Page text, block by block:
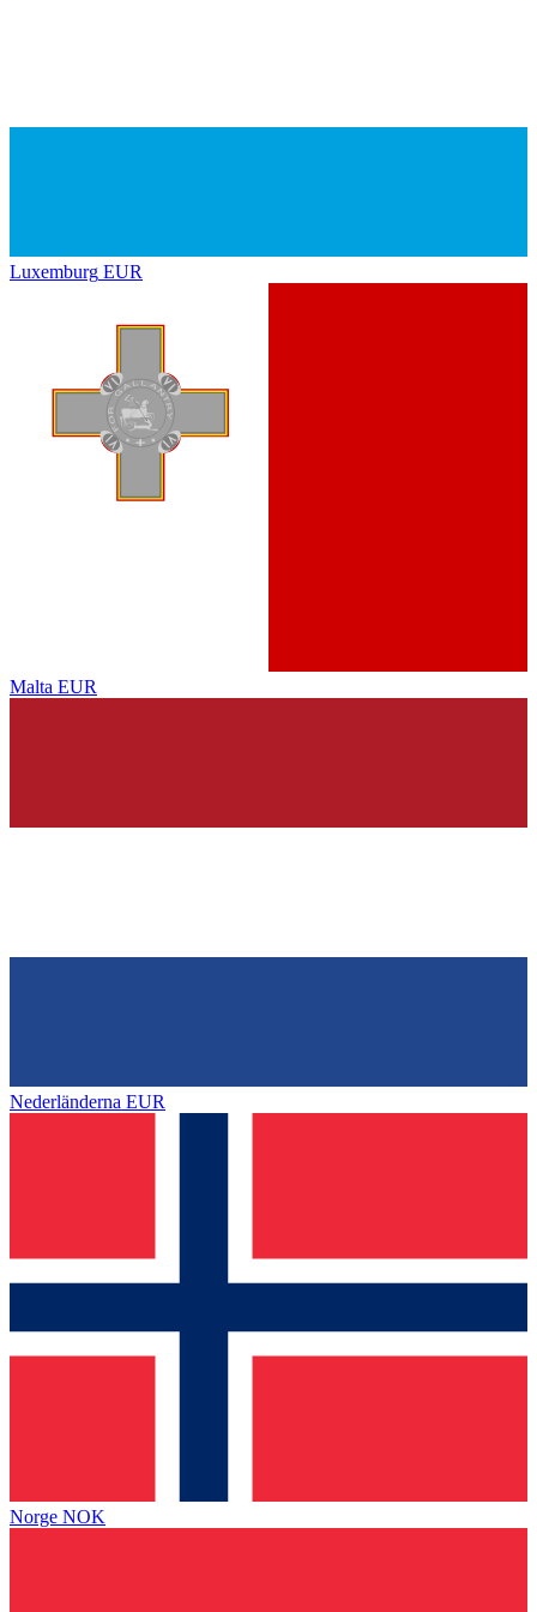
Luxemburg EUR
Malta EUR
Nederländerna EUR
Norge NOK